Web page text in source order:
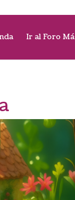
Ir al Foro